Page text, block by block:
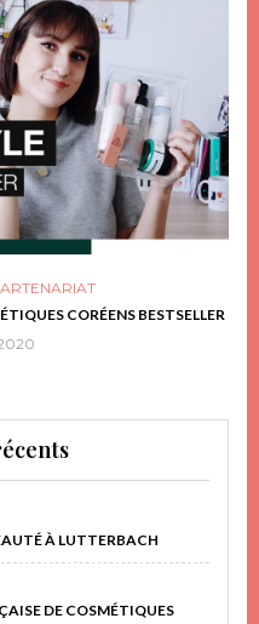
CORÉENS BESTSELLER
À LUTTERBACH
DE COSMÉTIQUES